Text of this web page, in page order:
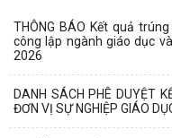
THÔNG BÁO Kết quả
công lập ngành giáo dục
2026
DANH SÁCH PHÊ DUYỆT
ĐƠN VỊ SỰ NGHIỆP GIÁO